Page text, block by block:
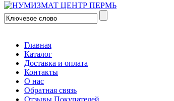
Главная
Каталог
Доставка и оплата
Контакты
О нас
Обратная связь